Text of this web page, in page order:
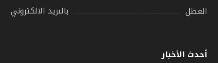
العطل
بالبريد الالكتروني
أحدث الأخبار